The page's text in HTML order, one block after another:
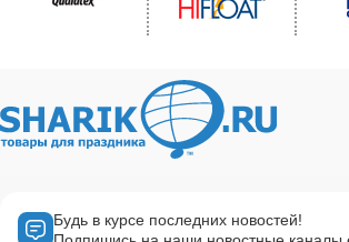
Будь в курсе последних новостей!